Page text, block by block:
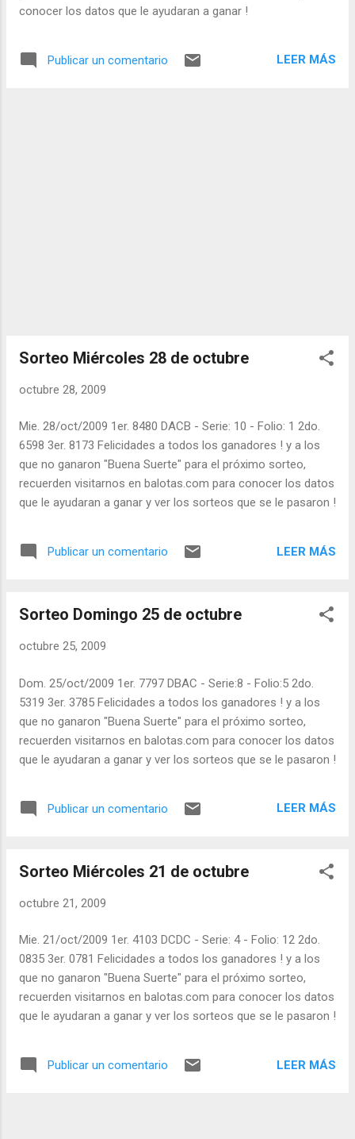
conocer los datos que le ayudaran a ganar !
Publicar un comentario LEER MÁS
Sorteo Miércoles 28 de octubre
octubre 28, 2009
Mie. 28/oct/2009 1er. 8480 DACB - Serie: 10 - Folio: 1 2do.
6598 3er. 8173 Felicidades a todos los ganadores ! y a los
que no ganaron "Buena Suerte" para el próximo sorteo,
recuerden visitarnos en balotas.com para conocer los datos
que le ayudaran a ganar y ver los sorteos que se le pasaron !
Publicar un comentario LEER MÁS
Sorteo Domingo 25 de octubre
octubre 25, 2009
Dom. 25/oct/2009 1er. 7797 DBAC - Serie:8 - Folio:5 2do.
5319 3er. 3785 Felicidades a todos los ganadores ! y a los
que no ganaron "Buena Suerte" para el próximo sorteo,
recuerden visitarnos en balotas.com para conocer los datos
que le ayudaran a ganar y ver los sorteos que se le pasaron !
Publicar un comentario LEER MÁS
Sorteo Miércoles 21 de octubre
octubre 21, 2009
Mie. 21/oct/2009 1er. 4103 DCDC - Serie: 4 - Folio: 12 2do.
0835 3er. 0781 Felicidades a todos los ganadores ! y a los
que no ganaron "Buena Suerte" para el próximo sorteo,
recuerden visitarnos en balotas.com para conocer los datos
que le ayudaran a ganar y ver los sorteos que se le pasaron !
Publicar un comentario LEER MÁS